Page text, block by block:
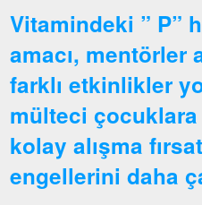
Vitamindeki ” P”
amacı, mentörler
farklı etkinlikler
mülteci çocuklara
kolay alışma
engellerini daha